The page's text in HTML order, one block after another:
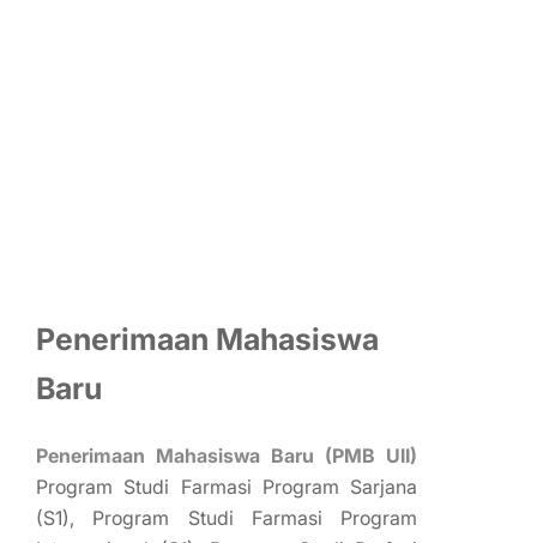
Penerimaan Mahasiswa
Baru
Penerimaan Mahasiswa Baru (PMB UII)
Program Studi Farmasi Program Sarjana
(S1), Program Studi Farmasi Program